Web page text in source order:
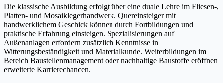
Die klassische Ausbildung erfolgt über eine duale Lehre im Fliesen-,
Platten- und Mosaiklegerhandwerk. Quereinsteiger mit
handwerklichem Geschick können durch Fortbildungen und
praktische Erfahrung einsteigen. Spezialisierungen auf
Außenanlagen erfordern zusätzlich Kenntnisse in
Witterungsbeständigkeit und Materialkunde. Weiterbildungen im
Bereich Baustellenmanagement oder nachhaltige Baustoffe eröffnen
erweiterte Karrierechancen.